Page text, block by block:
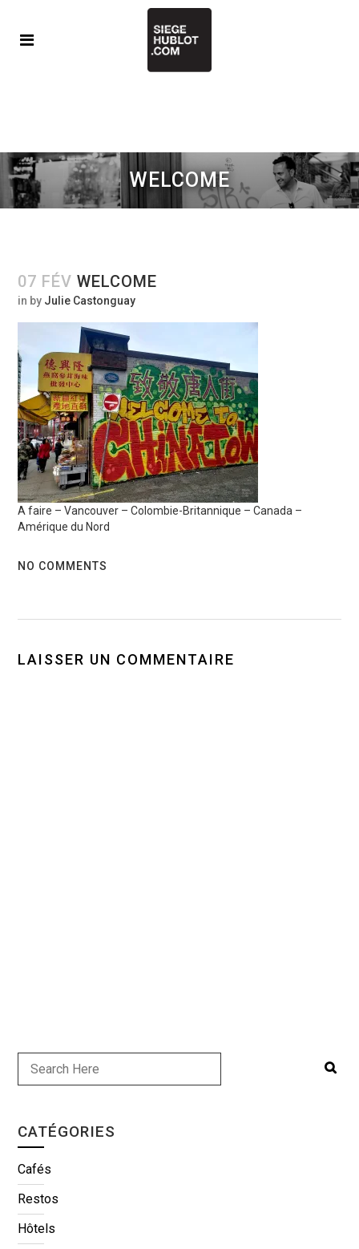
WELCOME
07 FÉV WELCOME
in by Julie Castonguay
A faire – Vancouver – Colombie-Britannique – Canada –
Amérique du Nord
NO COMMENTS
LAISSER UN COMMENTAIRE
CATÉGORIES
Cafés
Restos
Hôtels